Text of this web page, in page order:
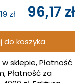
zł 96,17 zł
do koszyka
sklepie, Płatność
Płatność za